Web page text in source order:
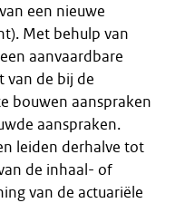
een nieuwe
Met behulp van
aanvaardbare
van de bij de
bouwen aanspraken
aanspraken.
leiden derhalve tot
de inhaal- of
van de actuariële